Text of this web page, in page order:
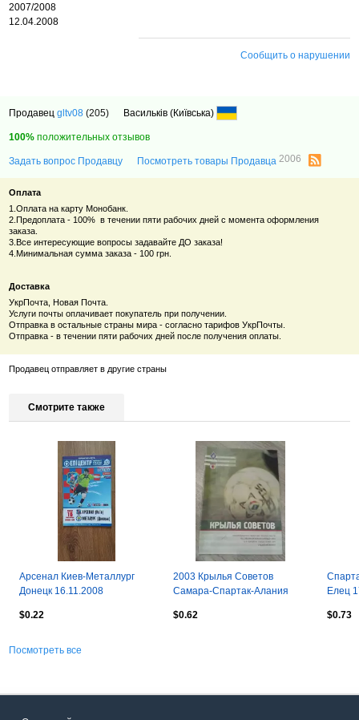
2007/2008
12.04.2008
Сообщить о нарушении
Продавецgltv08 (205) Васильків (Київська)
100% положительных отзывов
Задать вопрос Продавцу Посмотреть товары Продавца2006
Оплата
1.Оплата на карту Монобанк.
2.Предоплата - 100% в течении пяти рабочих дней с момента оформления
заказа.
3.Все интересующие вопросы задавайте ДО заказа!
4.Минимальная сумма заказа - 100 грн.
Доставка
УкрПочта, Новая Почта.
Услуги почты оплачивает покупатель при получении.
Отправка в остальные страны мира - согласно тарифов УкрПочты.
Отправка - в течении пяти рабочих дней после получения оплаты.
Продавец отправляет в другие страны
Смотрите также
Арсенал Киев-Металлург
Донецк 16.11.2008
$0.22
2003 Крылья Советов
Самара-Спартак-Алания
$0.62
Елец
$0.73
Посмотреть все